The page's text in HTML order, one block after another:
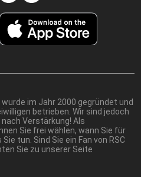
im Jahr 2000 gegründet und
betrieben. Wir sind jedoch
Verstärkung! Als
Sie frei wählen, wann Sie für
tun. Sind Sie ein Fan von RSC
Sie zu unserer Seite